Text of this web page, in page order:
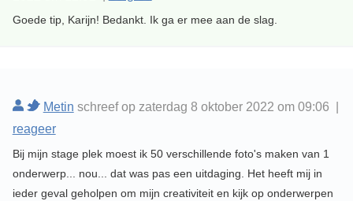
Goede tip, Karijn! Bedankt. Ik ga er mee aan de slag.
Metin schreef op zaterdag 8 oktober 2022 om 09:06 |
reageer
Bij mijn stage plek moest ik 50 verschillende foto's maken van 1
onderwerp... nou... dat was pas een uitdaging. Het heeft mij in
ieder geval geholpen om mijn creativiteit en kijk op onderwerpen